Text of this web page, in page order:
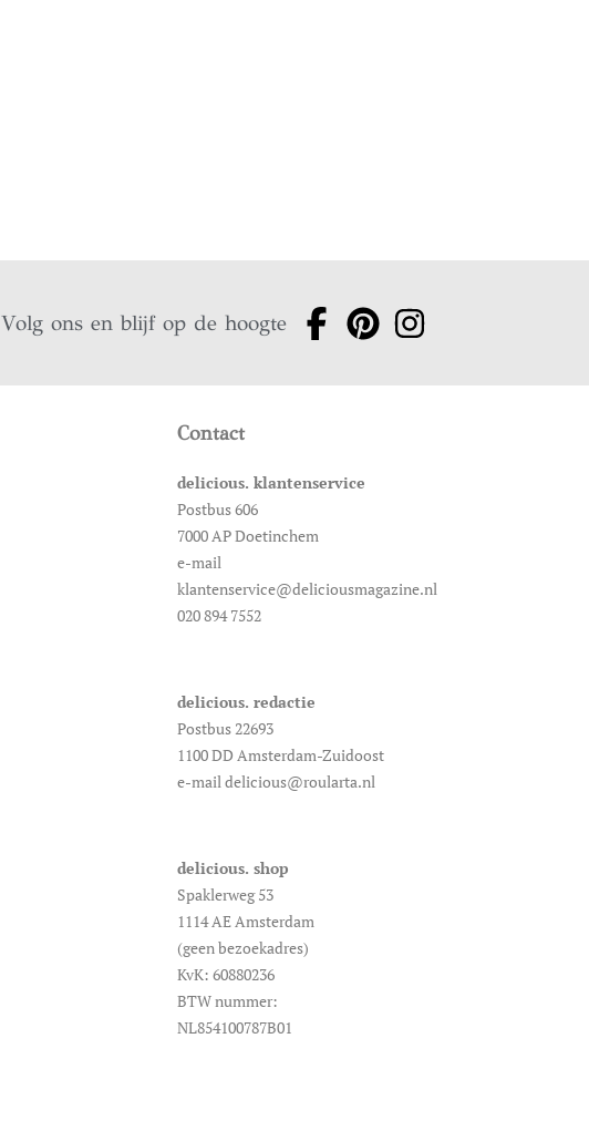
Volg ons en blijf op de hoogte
Contact
delicious. klantenservice
Postbus 606
7000 AP Doetinchem
e-mail
klantenservice@deliciousmagazine.nl
020 894 7552
delicious. redactie
Postbus 22693
1100 DD Amsterdam-Zuidoost
e-mail delicious@roularta.nl
delicious. shop
Spaklerweg 53
1114 AE Amsterdam
(geen bezoekadres)
KvK: 60880236
BTW nummer:
NL854100787B01